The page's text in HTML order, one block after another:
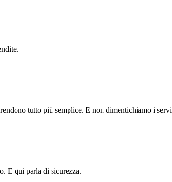
tutto più semplice. E non dimentichiamo i
E qui parla di sicurezza.